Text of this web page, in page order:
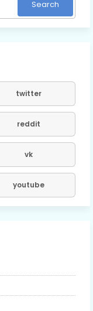
twitter
reddit
vk
youtube